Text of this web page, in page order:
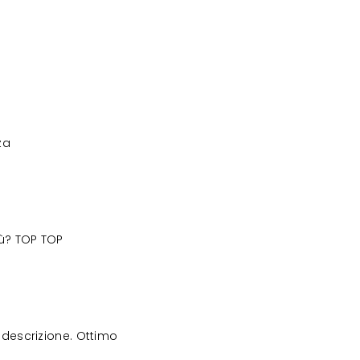
TOP TOP
Ottimo